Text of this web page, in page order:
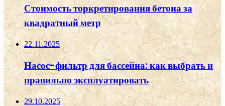
Стоимость торкретирования бетона за
квадратный метр
22.11.2025
Насос-фильтр для бассейна: как выбрать и
правильно эксплуатировать
29.10.2025